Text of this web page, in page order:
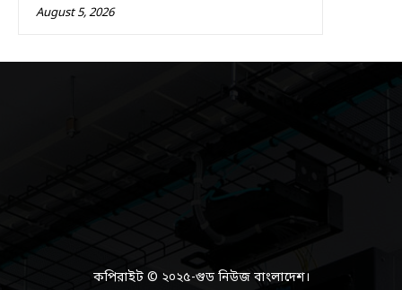
August 5, 2026
কপিরাইট © ২০২৫-গুড নিউজ বাংলাদেশ।